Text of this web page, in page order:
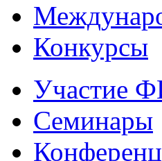
Конкурсы
Участие
Семинары